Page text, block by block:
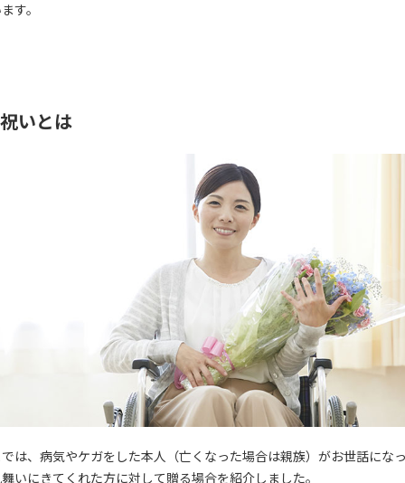
す。
いとは
は、病気やケガをした本人（亡くなった場合は親族）がお世話にな
いにきてくれた方に対して贈る場合を紹介しました。